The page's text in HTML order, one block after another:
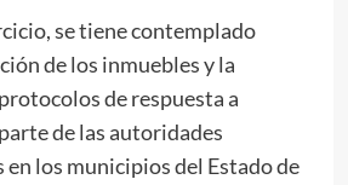
se tiene contemplado
de los inmuebles y la
de respuesta a
de las autoridades
los municipios del Estado de